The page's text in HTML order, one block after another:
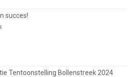
succes!
Tentoonstelling Bollenstreek 2024